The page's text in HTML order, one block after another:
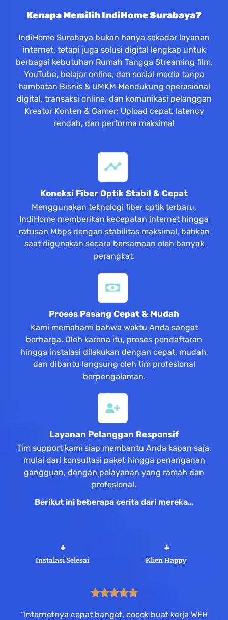
Kenapa Memilih IndiHome Surabaya?
IndiHome Surabaya bukan hanya sekadar layanan
internet, tetapi juga solusi digital lengkap untuk
berbagai kebutuhan Rumah Tangga Streaming film,
YouTube, belajar online, dan sosial media tanpa
hambatan Bisnis & UMKM Mendukung operasional
digital, transaksi online, dan komunikasi pelanggan
Kreator Konten & Gamer: Upload cepat, latency
rendah, dan performa maksimal
Koneksi Fiber Optik Stabil & Cepat
Menggunakan teknologi fiber optik terbaru,
IndiHome memberikan kecepatan internet hingga
ratusan Mbps dengan stabilitas maksimal, bahkan
saat digunakan secara bersamaan oleh banyak
perangkat.
Proses Pasang Cepat & Mudah
Kami memahami bahwa waktu Anda sangat
berharga. Oleh karena itu, proses pendaftaran
hingga instalasi dilakukan dengan cepat, mudah,
dan dibantu langsung oleh tim profesional
berpengalaman.
Layanan Pelanggan Responsif
Tim support kami siap membantu Anda kapan saja,
mulai dari konsultasi paket hingga penanganan
gangguan, dengan pelayanan yang ramah dan
profesional.
Berikut ini beberapa cerita dari mereka…
Instalasi Selesai
+
Klien Happy
+
“Internetnya cepat banget, cocok buat kerja WFH